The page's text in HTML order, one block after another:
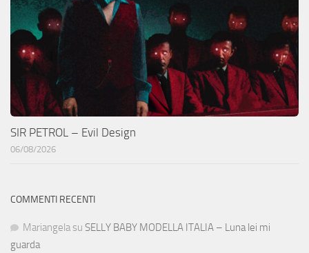
SIR PETROL – Evil Design
06/08/2026
COMMENTI RECENTI
Mariangela su SELLY BABY MODELLA ITALIA – Luna lei mi
guarda